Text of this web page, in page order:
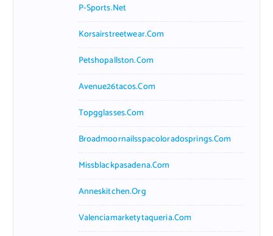
P-Sports.net
Korsairstreetwear.com
Petshopallston.com
Avenue26tacos.com
Topgglasses.com
Broadmoornailsspacoloradosprings.com
Missblackpasadena.com
Anneskitchen.org
Valenciamarketytaqueria.com